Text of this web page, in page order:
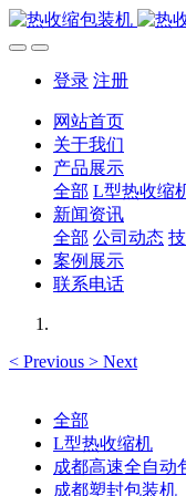
登录 注册
网站首页
关于我们
产品展示
全部 L型热收缩
新闻资讯
全部 公司动态
案例展示
联系电话
< Previous > Next
全部
L型热收缩机
成都高速全自动
成都塑封包装机